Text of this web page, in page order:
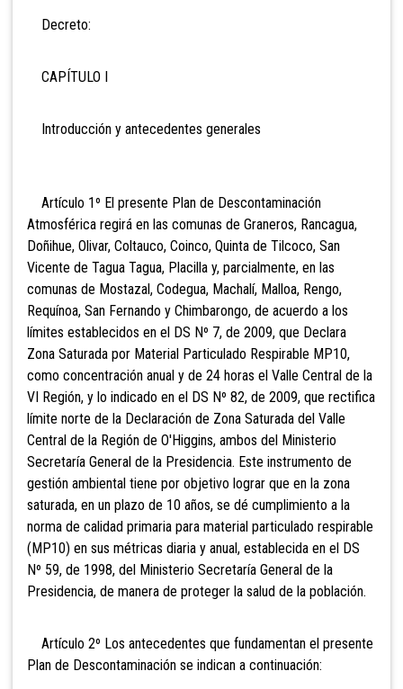
Decreto:
CAPÍTULO I
Introducción y antecedentes generales
Artículo 1º El presente Plan de Descontaminación
Atmosférica regirá en las comunas de Graneros, Rancagua,
Doñihue, Olivar, Coltauco, Coinco, Quinta de Tilcoco, San
Vicente de Tagua Tagua, Placilla y, parcialmente, en las
comunas de Mostazal, Codegua, Machalí, Malloa, Rengo,
Requínoa, San Fernando y Chimbarongo, de acuerdo a los
límites establecidos en el DS Nº 7, de 2009, que Declara
Zona Saturada por Material Particulado Respirable MP10,
como concentración anual y de 24 horas el Valle Central de la
VI Región, y lo indicado en el DS Nº 82, de 2009, que rectifica
límite norte de la Declaración de Zona Saturada del Valle
Central de la Región de O'Higgins, ambos del Ministerio
Secretaría General de la Presidencia. Este instrumento de
gestión ambiental tiene por objetivo lograr que en la zona
saturada, en un plazo de 10 años, se dé cumplimiento a la
norma de calidad primaria para material particulado respirable
(MP10) en sus métricas diaria y anual, establecida en el DS
Nº 59, de 1998, del Ministerio Secretaría General de la
Presidencia, de manera de proteger la salud de la población.
Artículo 2º Los antecedentes que fundamentan el presente
Plan de Descontaminación se indican a continuación: